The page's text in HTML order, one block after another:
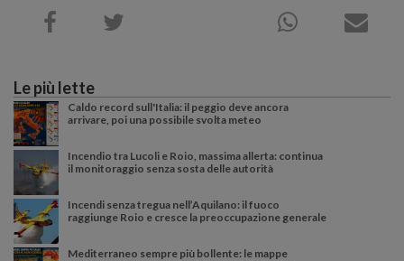
Le più lette
Caldo record sull'Italia: il peggio deve ancora
arrivare, poi una possibile svolta meteo
Incendio tra Lucoli e Roio, massima allerta: continua
il monitoraggio senza sosta delle autorità
Incendi senza tregua nell’Aquilano: il fuoco
raggiunge Roio e cresce la preoccupazione generale
Mediterraneo sempre più bollente: le mappe